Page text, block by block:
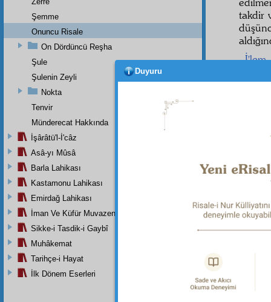
takdir
İ'lem
Şemme
Onuncu Risale
On Dördüncü Reşha
Şule
Şulenin Zeyli
Nokta
Tenvir
Münderecat Hakkında
İşârâtü'l-İ'câz
Asâ-yı Mûsâ
Barla Lahikası
Kastamonu Lahikası
Emirdağ Lahikası
İman Ve Küfür Muvazeneleri
Sikke-i Tasdik-i Gaybî
Muhâkemat
Tarihçe-i Hayat
İlk Dönem Eserleri
Duyuru